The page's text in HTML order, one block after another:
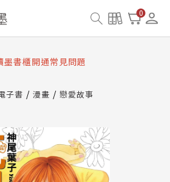
0
服務升級重要說明及資產合併結果
墨數位閱讀資產合併與書櫃開通申請
墨書櫃開通常見問題
服務升級重要說明及資產合併結果
墨數位閱讀資產合併與書櫃開通申請
子書 漫畫
戀愛故事